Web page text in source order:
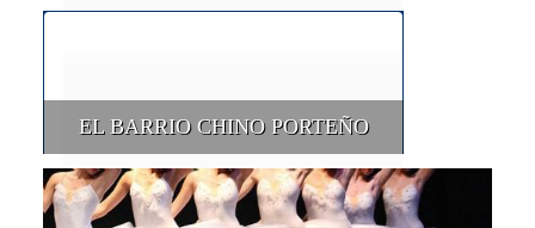
EL BARRIO CHINO PORTEÑO